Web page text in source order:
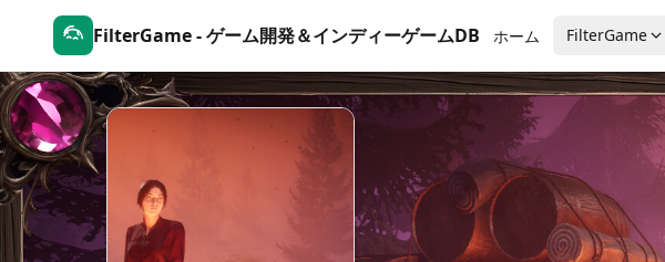
FilterGame - ゲーム開発＆インディーゲームDB ホーム FilterGame